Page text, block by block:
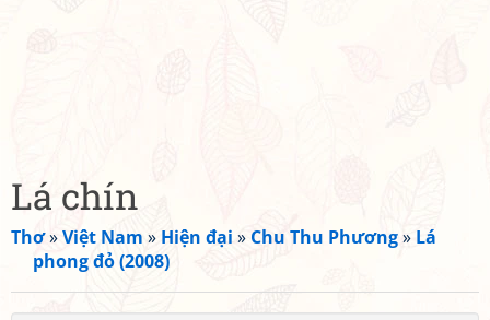
Lá chín
Thơ»Việt Nam » Hiện đại » Chu Thu Phương» Lá
phong đỏ (2008)